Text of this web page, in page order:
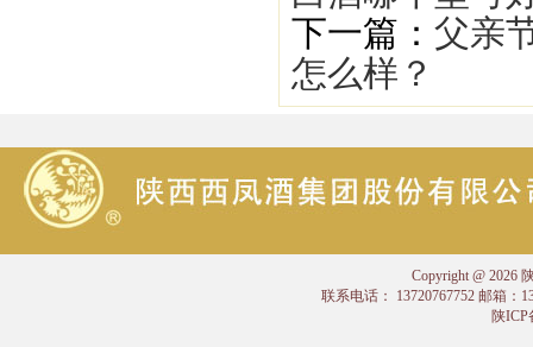
下一篇： 父亲
怎么样？
Copyright @ 2026
联系电话： 13720767752 邮箱：
陕ICP